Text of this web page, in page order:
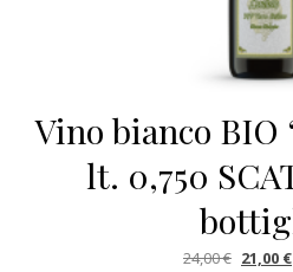
Vino bianco BIO
lt. 0,750
24,00€ Il
21,00 €